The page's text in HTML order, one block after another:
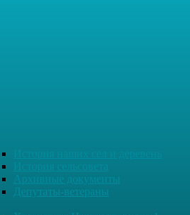
Архивные документы
Депутаты-ветераны